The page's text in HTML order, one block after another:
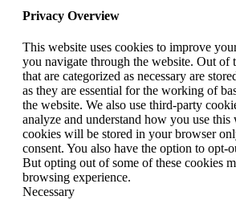
Privacy Overview
This website uses cookies to improve
you navigate through the website. Out of
that are categorized as necessary are
as they are essential for the working of
the website. We also use third-party
analyze and understand how you use this
cookies will be stored in your browser
consent. You also have the option to opt-
But opting out of some of these cookies
browsing experience.
Necessary